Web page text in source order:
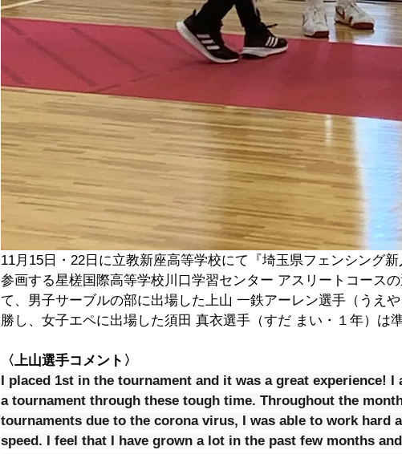
11月15日・22日に立教新座高等学校にて『埼玉県フェンシング
参画する星槎国際高等学校川口学習センター アスリートコース
て、男子サーブルの部に出場した上山 一鉄アーレン選手（うえ
勝し、女子エペに出場した須田 真衣選手（すだ まい・１年）は
〈上山選手コメント〉
I placed 1st in the tournament and it was a great experience!
a tournament through these tough time. Throughout the
tournaments due to the corona virus, I was able to work hard
speed. I feel that I have grown a lot in the past few months